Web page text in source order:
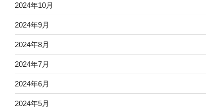
2024年10月
2024年9月
2024年8月
2024年7月
2024年6月
2024年5月